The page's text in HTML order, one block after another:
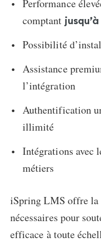
Performance
comptant
Possibilité
Assistance
l’intégration
Authentification
illimité
Intégrations avec
métiers
iSpring LMS offre
nécessaires pour
efficace à toute